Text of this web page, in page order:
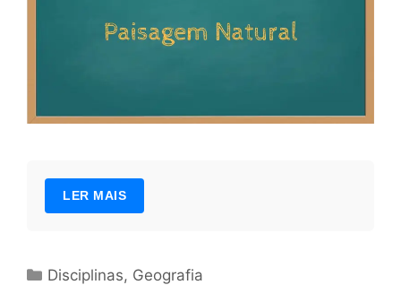
LER MAIS
Categorias
Disciplinas, Geografia